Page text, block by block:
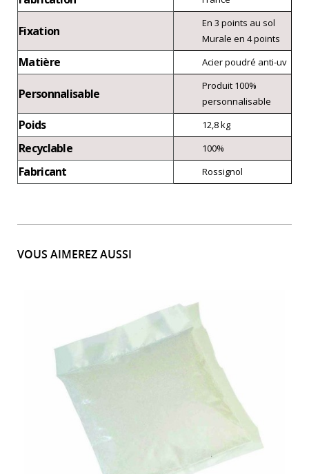
Fixation
En 3 points au sol
Murale en 4 points
Matière Acier poudré anti-uv
Personnalisable
Produit 100%
personnalisable
Poids 12,8 kg
Recyclable 100%
Fabricant Rossignol
VOUS AIMEREZ AUSSI